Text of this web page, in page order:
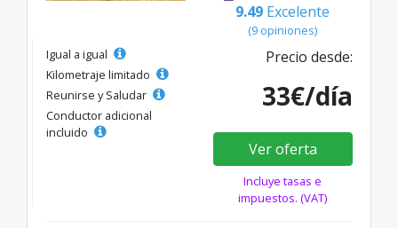
9.49 Excelente
(9 opiniones)
Igual a igual
Kilometraje limitado
Reunirse y Saludar
Conductor adicional
incluido
Precio desde:
33€/día
Ver oferta
Incluye tasas e
impuestos. (VAT)